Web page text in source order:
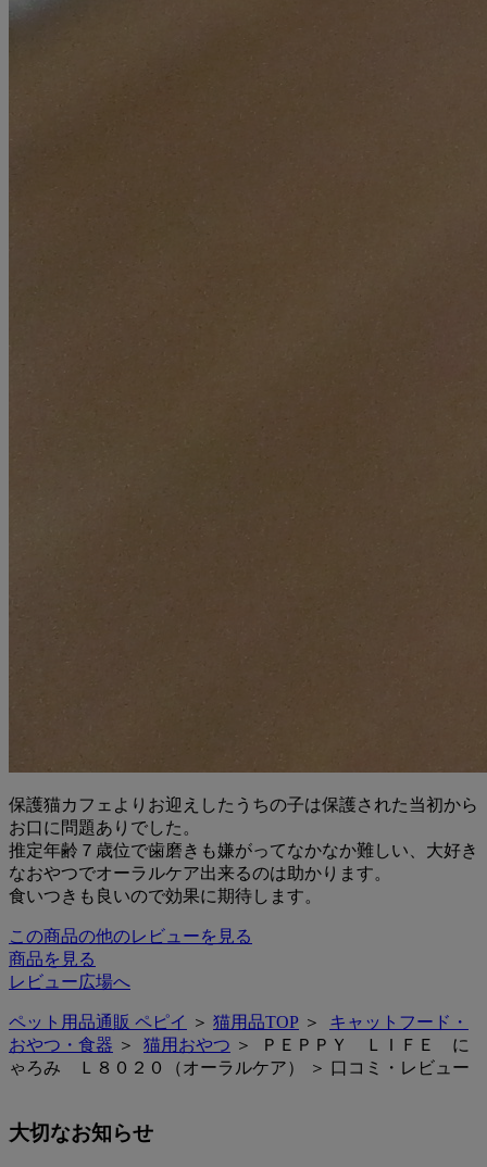
保護猫カフェよりお迎えしたうちの子は保護された当初から
お口に問題ありでした。
推定年齢７歳位で歯磨きも嫌がってなかなか難しい、大好き
なおやつでオーラルケア出来るのは助かります。
食いつきも良いので効果に期待します。
この商品の他のレビューを見る
商品を見る
レビュー広場へ
ペット用品通販 ペピイ ＞ 猫用品TOP ＞ キャットフード・
おやつ・食器 ＞ 猫用おやつ ＞ ＰＥＰＰＹ ＬＩＦＥ に
ゃろみ Ｌ８０２０（オーラルケア） ＞ 口コミ・レビュー
大切なお知らせ